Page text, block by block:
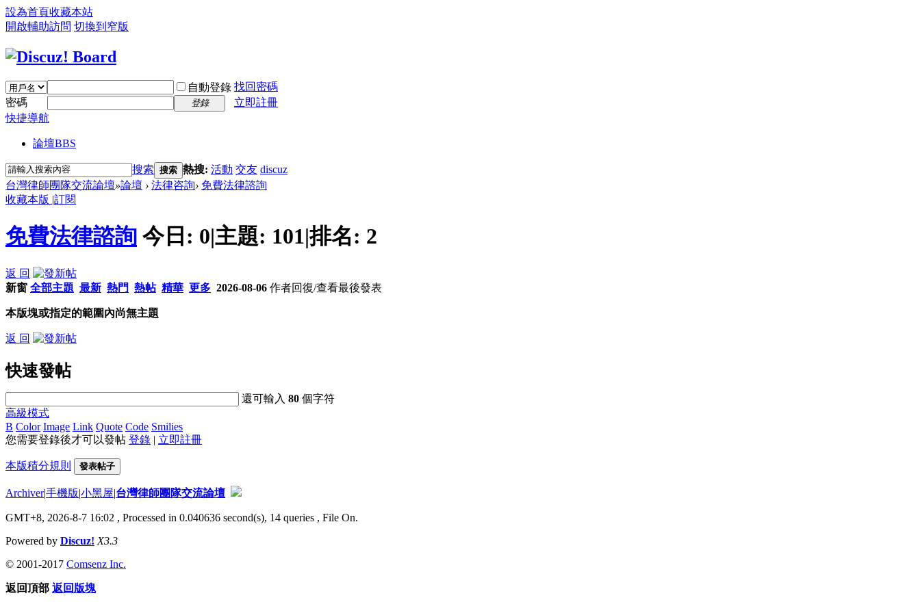
設為首頁收藏本站
開啟輔助訪問 切換到窄版
自動登錄 找回密碼
密碼
登錄
立即註冊
快捷導航
論壇BBS
搜索 搜索 熱搜: 活動 交友 discuz
台灣律師團隊交流論壇»論壇 › 法律咨詢› 免費法律諮詢
收藏本版 |訂閱
免費法律諮詢 今日: 0|主題: 101|排名: 2
返 回
新窗 全部主題 最新 熱門 熱帖 精華 更多 2026-08-06 作者回復/查看最後發表
本版塊或指定的範圍內尚無主題
返 回
快速發帖
還可輸入80 個字符
高級模式
B Color Image Link Quote Code Smilies
您需要登錄後才可以發帖 登錄 | 立即註冊
本版積分規則 發表帖子
Archiver|手機版|小黑屋|台灣律師團隊交流論壇
GMT+8, 2026-8-7 16:02 , Processed in 0.040636 second(s), 14 queries , File On.
Powered by Discuz! X3.3
© 2001-2017 Comsenz Inc.
返回頂部 返回版塊